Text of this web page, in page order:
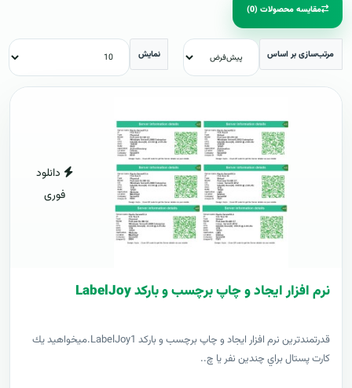
مقایسه محصولات (0)
مرتب‌سازی بر اساس نمایش
دانلود
فوری
نرم افزار ایجاد و چاپ برچسب و بارکد LabelJoy
قدرتمندترين نرم افزار ایجاد و چاپ برچسب و بارکد LabelJoy1.ميخواهيد يك
كارت پستال براي چندين نفر يا چ..